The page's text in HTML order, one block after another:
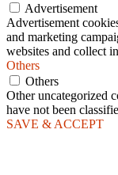
Advertisement
Advertisement
and marketing
websites and collect
Others
Others
Other uncategorized
have not been
SAVE & ACCEPT